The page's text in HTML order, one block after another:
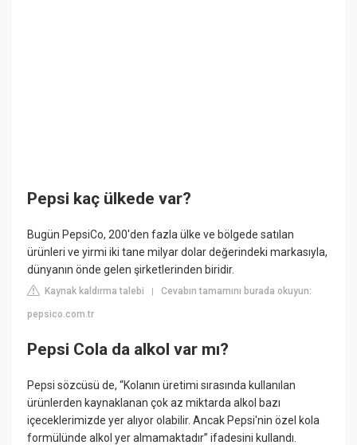
Pepsi kaç ülkede var?
Bugün PepsiCo, 200'den fazla ülke ve bölgede satılan
ürünleri ve yirmi iki tane milyar dolar değerindeki markasıyla,
dünyanın önde gelen şirketlerinden biridir.
Kaynak kaldırma talebi |Cevabın tamamını burada okuyun:
pepsico.com.tr
Pepsi Cola da alkol var mı?
Pepsi sözcüsü de, “Kolanın üretimi sırasında kullanılan
ürünlerden kaynaklanan çok az miktarda alkol bazı
içeceklerimizde yer alıyor olabilir. Ancak Pepsi'nin özel kola
formülünde alkol yer almamaktadır” ifadesini kullandı.